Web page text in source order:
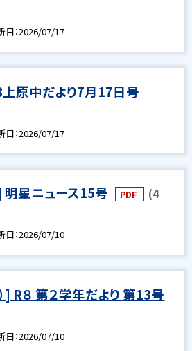
日 2026/07/17
原中だより7月17日号
日 2026/07/17
星ニュース15号 PDF
(4
日 2026/07/10
] R８ 第２学年だより 第13号
日 2026/07/10